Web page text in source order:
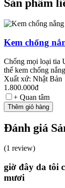
Sản phẩm
Kem chống
Chống mọi loại tia
thế kem chống
Xuất xứ: Nhật Bản
1.800.000đ
+ Quan tâm
Thêm giỏ hàng
Đánh giá
(1 review)
giờ đây da tôi
mươi